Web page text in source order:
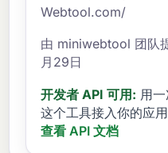
Webtool.com/
由 miniwebtool 团队
月29日
开发者 API 可用: 用
这个工具接入你的应
查看 API 文档